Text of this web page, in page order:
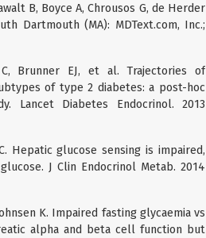
B, Boyce A, Chrousos G, de Herder
Dartmouth (MA): MDText.com, Inc.;
Brunner EJ, et al. Trajectories of
of type 2 diabetes: a post-hoc
Lancet Diabetes Endocrinol. 2013
Hepatic glucose sensing is impaired,
J Clin Endocrinol Metab. 2014
K. Impaired fasting glycaemia vs
alpha and beta cell function but